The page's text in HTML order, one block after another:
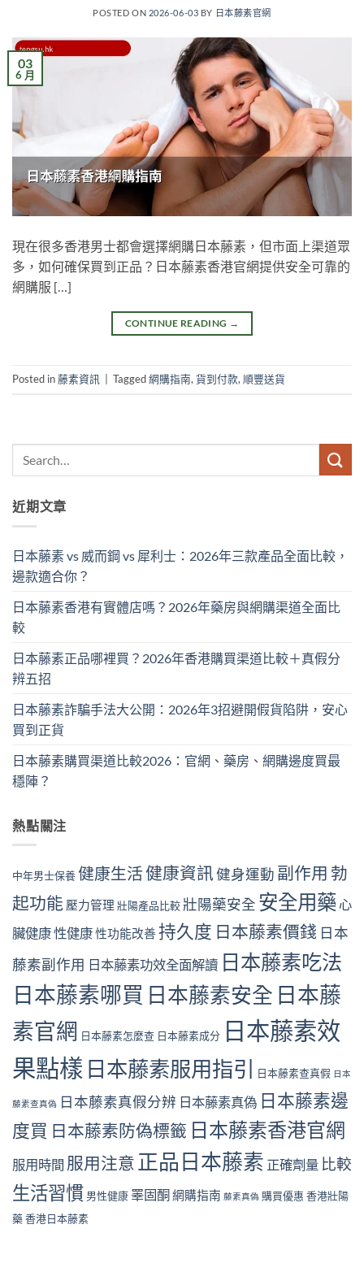
POSTED ON 2026-06-03 BY 日本藤素官網
03
6 月
現在很多香港男士都會選擇網購日本藤素，但市面上渠道眾
多，如何確保買到正品？日本藤素香港官網提供安全可靠的
網購服 […]
CONTINUE READING →
Posted in藤素資訊 Tagged網購指南,貨到付款,順豐送貨
近期文章
日本藤素 vs 威而鋼 vs 犀利士：2026年三款產品全面比較，
邊款適合你？
日本藤素香港有實體店嗎？2026年藥房與網購渠道全面比
較
日本藤素正品哪裡買？2026年香港購買渠道比較＋真假分
辨五招
日本藤素詐騙手法大公開：2026年3招避開假貨陷阱，安心
買到正貨
日本藤素購買渠道比較2026：官網、藥房、網購邊度買最
穩陣？
熱點關注
中年男士保養健康生活健康資訊健身運動 副作用 勃
起功能 壓力管理 壯陽產品比較壯陽藥安全 安全用藥 心
臟健康性健康性功能改善 持久度 日本藤素價錢 日本
藤素副作用 日本藤素功效全面解讀 日本藤素吃法
日本藤素哪買 日本藤素安全 日本藤
素官網 日本藤素怎麼查 日本藤素成分 日本藤素效
果點樣 日本藤素服用指引 日本藤素查真假 日本
藤素查真偽 日本藤素真假分辨 日本藤素真偽 日本藤素邊
度買 日本藤素防偽標籤 日本藤素香港官網
服用時間 服用注意 正品日本藤素 正確劑量 比較
生活習慣 男性健康睪固酮網購指南 藤素真偽 購買優惠 香港壯陽
藥香港日本藤素